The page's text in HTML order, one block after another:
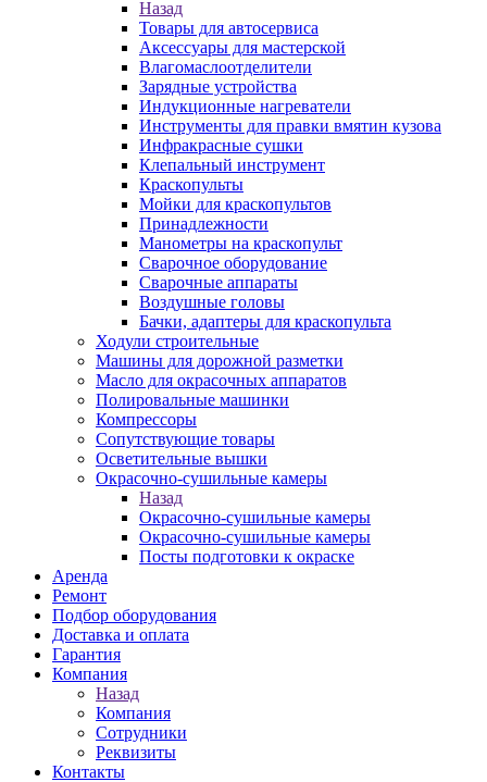
Назад
Товары для автосервиса
Аксессуары для мастерской
Влагомаслоотделители
Зарядные устройства
Индукционные нагреватели
Инструменты для правки вмятин кузова
Инфракрасные сушки
Клепальный инструмент
Краскопульты
Мойки для краскопультов
Принадлежности
Манометры на краскопульт
Сварочное оборудование
Сварочные аппараты
Воздушные головы
Бачки, адаптеры для краскопульта
Ходули строительные
Машины для дорожной разметки
Масло для окрасочных аппаратов
Полировальные машинки
Компрессоры
Сопутствующие товары
Осветительные вышки
Окрасочно-сушильные камеры
Назад
Окрасочно-сушильные камеры
Окрасочно-сушильные камеры
Посты подготовки к окраске
Аренда
Ремонт
Подбор оборудования
Доставка и оплата
Гарантия
Компания
Назад
Компания
Сотрудники
Реквизиты
Контакты